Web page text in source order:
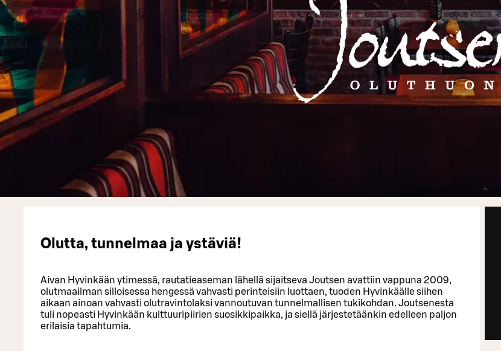
Olutta, tunnelmaa ja ystäviä!
Aivan Hyvinkään ytimessä, rautatieaseman lähellä sijaitseva Joutsen avattiin vappuna 2009,
olutmaailman silloisessa hengessä vahvasti perinteisiin luottaen, tuoden Hyvinkäälle siihen
aikaan ainoan vahvasti olutravintolaksi vannoutuvan tunnelmallisen tukikohdan. Joutsenesta
tuli nopeasti Hyvinkään kulttuuripiirien suosikkipaikka, ja siellä järjestetäänkin edelleen paljon
erilaisia tapahtumia.